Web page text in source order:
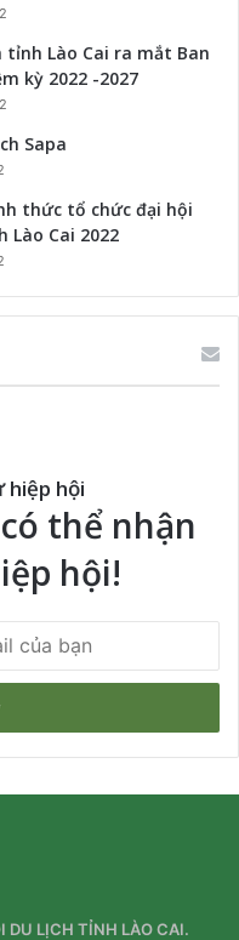
tỉnh Lào Cai ra mắt Ban
kỳ 2022 -2027
Sapa
thức tổ chức đại hội
Lào Cai 2022
hội
thể nhận
hội!
DU LỊCH TỈNH LÀO CAI.